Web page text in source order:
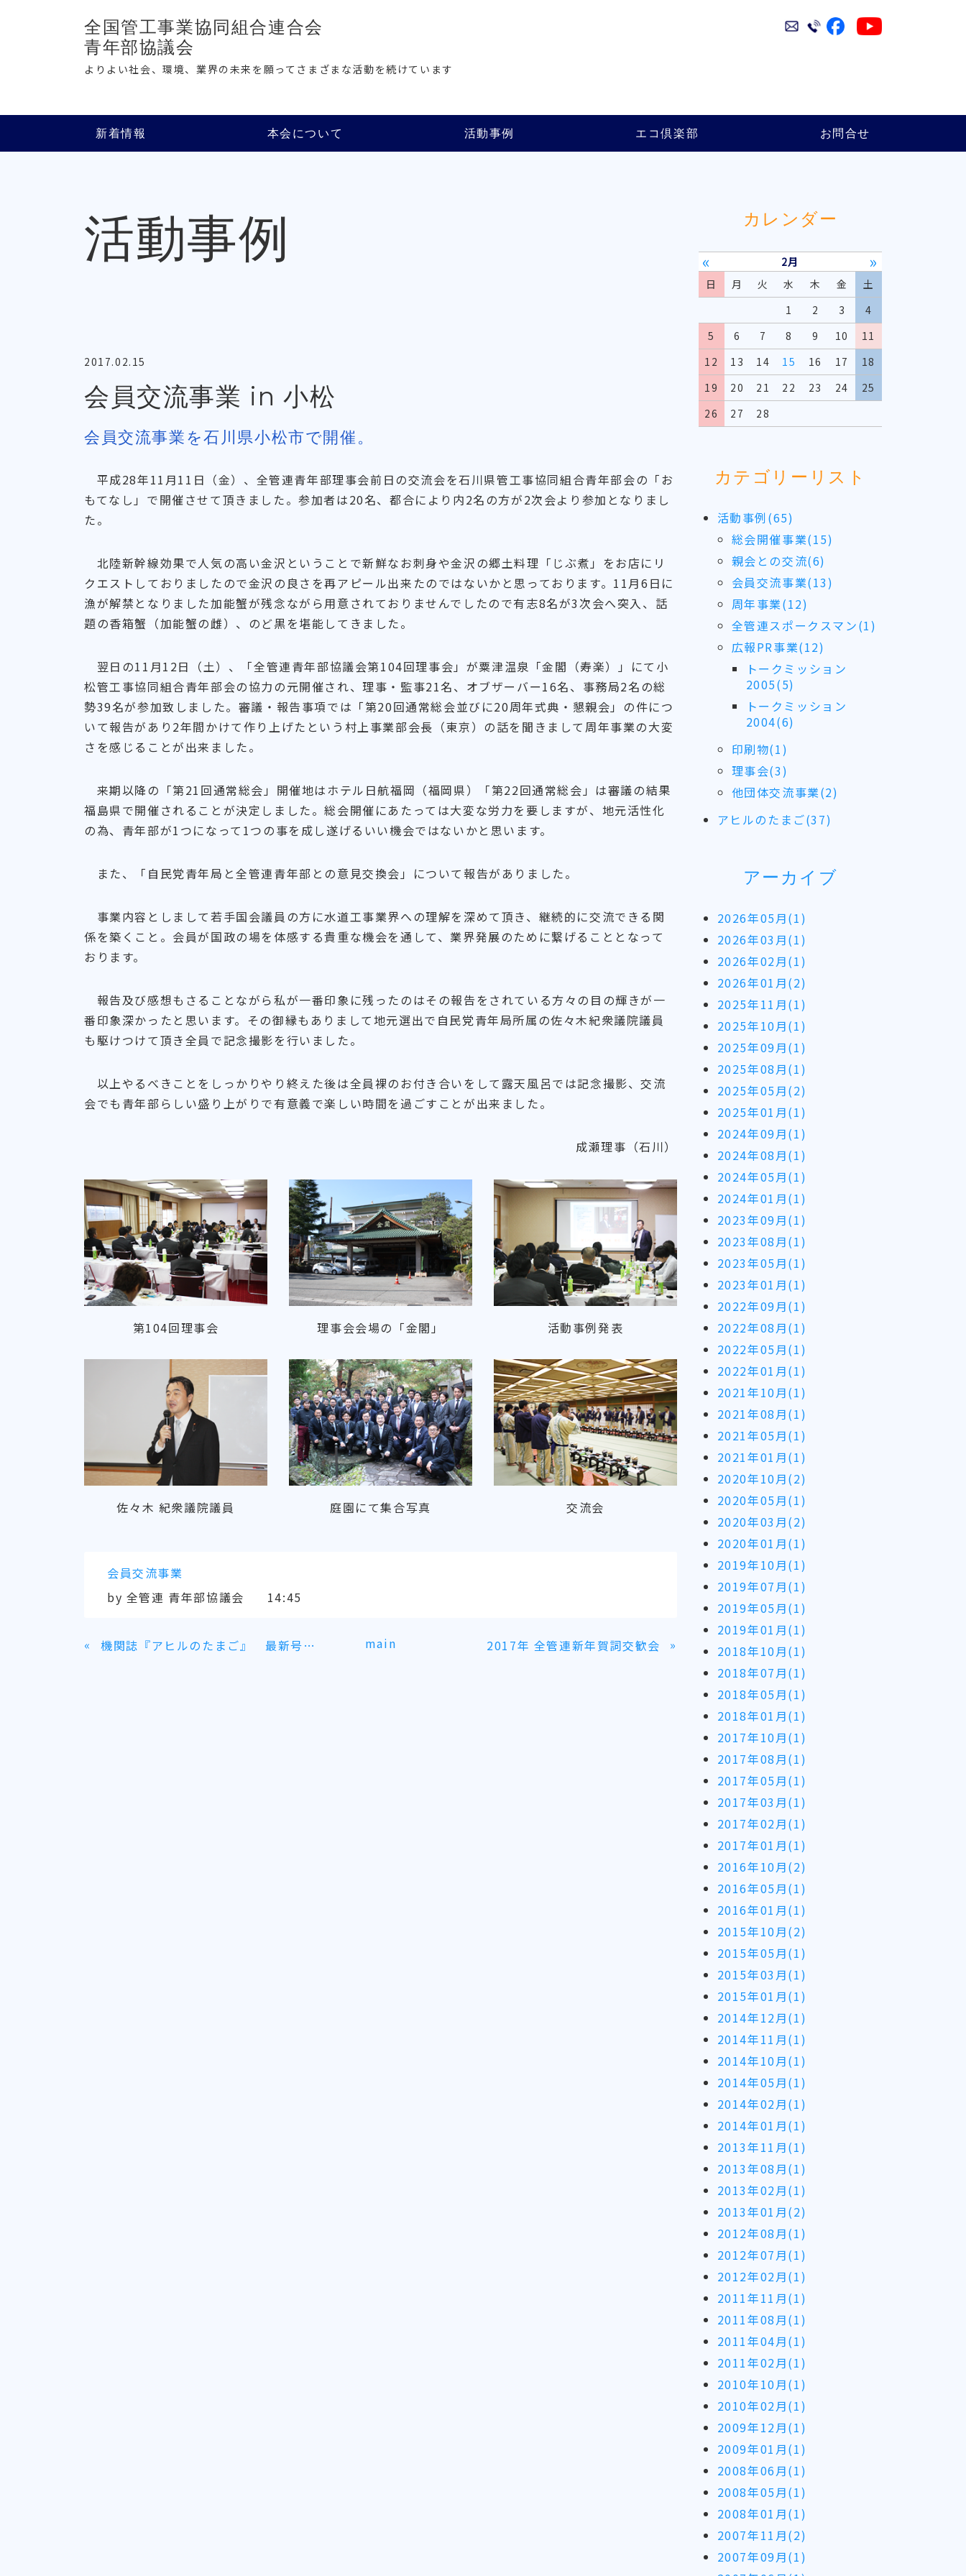
全国管工事業協同組合連合会
青年部協議会
よりよい社会、環境、業界の未来を願ってさまざまな活動を続けています
新着情報 本会について 活動事例 エコ倶楽部 お問合せ
活動事例
2017.02.15
会員交流事業 in 小松
会員交流事業を石川県小松市で開催。
平成28年11月11日（金）、全管連青年部理事会前日の交流会を石川県管工事協同組合青年部会の「お
もてなし」で開催させて頂きました。参加者は20名、都合により内2名の方が2次会より参加となりまし
た。
北陸新幹線効果で人気の高い金沢ということで新鮮なお刺身や金沢の郷土料理「じぶ煮」をお店にリ
クエストしておりましたので金沢の良さを再アピール出来たのではないかと思っております。11月6日に
漁が解禁となりました加能蟹が残念ながら用意されておりませんでしたので有志8名が3次会へ突入、話
題の香箱蟹（加能蟹の雌）、のど黒を堪能してきました。
翌日の11月12日（土）、「全管連青年部協議会第104回理事会」が粟津温泉「金閣（寿楽）」にて小
松管工事協同組合青年部会の協力の元開催され、理事・監事21名、オブザーバー16名、事務局2名の総
勢39名が参加致しました。審議・報告事項では「第20回通常総会並びに20周年式典・懇親会」の件につ
いて報告があり2年間かけて作り上げたという村上事業部会長（東京）の話を聞きまして周年事業の大変
さを感じることが出来ました。
来期以降の「第21回通常総会」開催地はホテル日航福岡（福岡県）「第22回通常総会」は審議の結果
福島県で開催されることが決定しました。総会開催にあたっては大変な労力を要しますが、地元活性化
の為、青年部が1つになって1つの事を成し遂げるいい機会ではないかと思います。
また、「自民党青年局と全管連青年部との意見交換会」について報告がありました。
事業内容としまして若手国会議員の方に水道工事業界への理解を深めて頂き、継続的に交流できる関
係を築くこと。会員が国政の場を体感する貴重な機会を通して、業界発展のために繋げることとなって
おります。
報告及び感想もさることながら私が一番印象に残ったのはその報告をされている方々の目の輝きが一
番印象深かったと思います。その御縁もありまして地元選出で自民党青年局所属の佐々木紀衆議院議員
も駆けつけて頂き全員で記念撮影を行いました。
以上やるべきことをしっかりやり終えた後は全員裸のお付き合いをして露天風呂では記念撮影、交流
会でも青年部らしい盛り上がりで有意義で楽しい時間を過ごすことが出来ました。
成瀬理事（石川）
第104回理事会 理事会会場の「金閣」 活動事例発表
佐々木 紀衆議院議員 庭園にて集合写真 交流会
会員交流事業
by 全管連 青年部協議会 14:45
« 機関誌『アヒルのたまご』 最新号（2017年1月13日発行 No.58） main 2017年 全管連新年賀詞交歓会 »
カレンダー
« 2月 »
日 月 火 水 木 金
土
1
2 3
4
5
6 7 8 9 10
11
12
13 14 15 16 17
18
19
20 21 22 23 24
25
26
27 28
カテゴリーリスト
活動事例(65)
総会開催事業(15)
親会との交流(6)
会員交流事業(13)
周年事業(12)
全管連スポークスマン(1)
広報PR事業(12)
トークミッション
2005(5)
トークミッション
2004(6)
印刷物(1)
理事会(3)
他団体交流事業(2)
アヒルのたまご(37)
アーカイブ
2026年05月(1)
2026年03月(1)
2026年02月(1)
2026年01月(2)
2025年11月(1)
2025年10月(1)
2025年09月(1)
2025年08月(1)
2025年05月(2)
2025年01月(1)
2024年09月(1)
2024年08月(1)
2024年05月(1)
2024年01月(1)
2023年09月(1)
2023年08月(1)
2023年05月(1)
2023年01月(1)
2022年09月(1)
2022年08月(1)
2022年05月(1)
2022年01月(1)
2021年10月(1)
2021年08月(1)
2021年05月(1)
2021年01月(1)
2020年10月(2)
2020年05月(1)
2020年03月(2)
2020年01月(1)
2019年10月(1)
2019年07月(1)
2019年05月(1)
2019年01月(1)
2018年10月(1)
2018年07月(1)
2018年05月(1)
2018年01月(1)
2017年10月(1)
2017年08月(1)
2017年05月(1)
2017年03月(1)
2017年02月(1)
2017年01月(1)
2016年10月(2)
2016年05月(1)
2016年01月(1)
2015年10月(2)
2015年05月(1)
2015年03月(1)
2015年01月(1)
2014年12月(1)
2014年11月(1)
2014年10月(1)
2014年05月(1)
2014年02月(1)
2014年01月(1)
2013年11月(1)
2013年08月(1)
2013年02月(1)
2013年01月(2)
2012年08月(1)
2012年07月(1)
2012年02月(1)
2011年11月(1)
2011年08月(1)
2011年04月(1)
2011年02月(1)
2010年10月(1)
2010年02月(1)
2009年12月(1)
2009年01月(1)
2008年06月(1)
2008年05月(1)
2008年01月(1)
2007年11月(2)
2007年09月(1)